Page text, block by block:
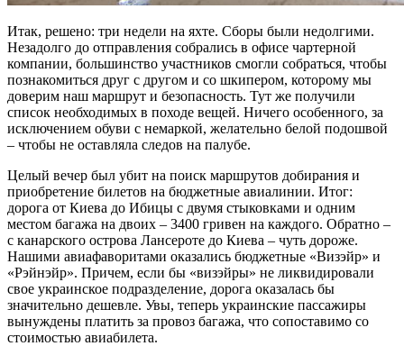
Итак, решено: три недели на яхте. Сборы были недолгими.
Незадолго до отправления собрались в офисе чартерной
компании, большинство участников смогли собраться, чтобы
познакомиться друг с другом и со шкипером, которому мы
доверим наш маршрут и безопасность. Тут же получили
список необходимых в походе вещей. Ничего особенного, за
исключением обуви с немаркой, желательно белой подошвой
– чтобы не оставляла следов на палубе.
Целый вечер был убит на поиск маршрутов добирания и
приобретение билетов на бюджетные авиалинии. Итог:
дорога от Киева до Ибицы с двумя стыковками и одним
местом багажа на двоих – 3400 гривен на каждого. Обратно –
с канарского острова Лансероте до Киева – чуть дороже.
Нашими авиафаворитами оказались бюджетные «Визэйр» и
«Рэйнэйр». Причем, если бы «визэйры» не ликвидировали
свое украинское подразделение, дорога оказалась бы
значительно дешевле. Увы, теперь украинские пассажиры
вынуждены платить за провоз багажа, что сопоставимо со
стоимостью авиабилета.